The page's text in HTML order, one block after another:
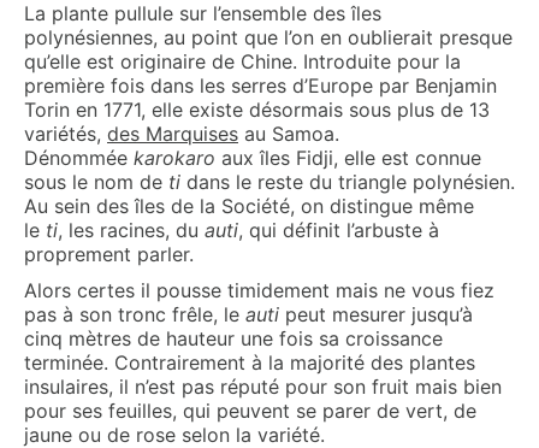
La plante pullule sur l’ensemble des îles
polynésiennes, au point que l’on en oublierait presque
qu’elle est originaire de Chine. Introduite pour la
première fois dans les serres d’Europe par Benjamin
Torin en 1771, elle existe désormais sous plus de 13
variétés, des Marquises au Samoa.
Dénommée karokaro aux îles Fidji, elle est connue
sous le nom de ti dans le reste du triangle polynésien.
Au sein des îles de la Société, on distingue même
le ti, les racines, du auti, qui définit l’arbuste à
proprement parler.
Alors certes il pousse timidement mais ne vous fiez
pas à son tronc frêle, le auti peut mesurer jusqu’à
cinq mètres de hauteur une fois sa croissance
terminée. Contrairement à la majorité des plantes
insulaires, il n’est pas réputé pour son fruit mais bien
pour ses feuilles, qui peuvent se parer de vert, de
jaune ou de rose selon la variété.